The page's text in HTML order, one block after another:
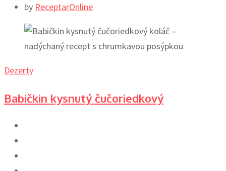
by ReceptarOnline
Dezerty
Babičkin kysnutý čučoriedkový